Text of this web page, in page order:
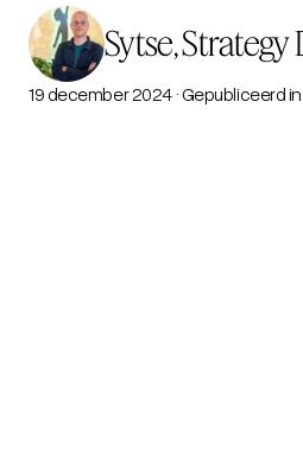
Sytse,
19 december 2024· Gepubliceerd in